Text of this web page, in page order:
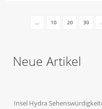
... 10 20 30
Neue Artikel
Insel Hydra